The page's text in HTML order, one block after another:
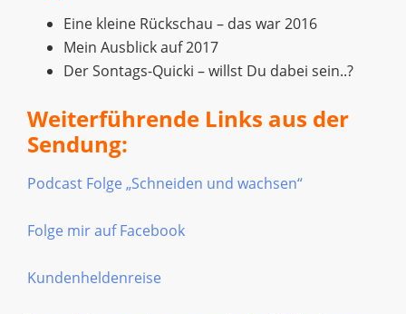
Eine kleine Rückschau – das war 2016
Mein Ausblick auf 2017
Der Sontags-Quicki – willst Du dabei sein..?
Weiterführende Links aus der
Sendung:
Podcast Folge „Schneiden und wachsen“
Folge mir auf Facebook
Kundenheldenreise